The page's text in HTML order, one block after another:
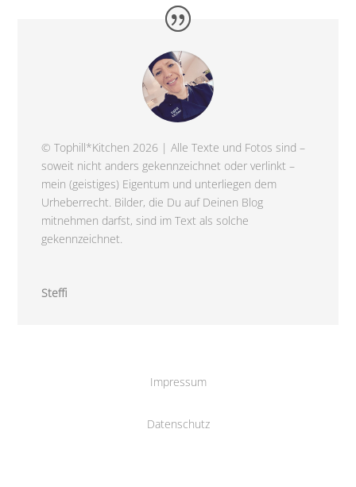
© Tophill*Kitchen 2026 | Alle Texte und Fotos sind –
soweit nicht anders gekennzeichnet oder verlinkt –
mein (geistiges) Eigentum und unterliegen dem
Urheberrecht. Bilder, die Du auf Deinen Blog
mitnehmen darfst, sind im Text als solche
gekennzeichnet.
Steffi
Impressum
Datenschutz